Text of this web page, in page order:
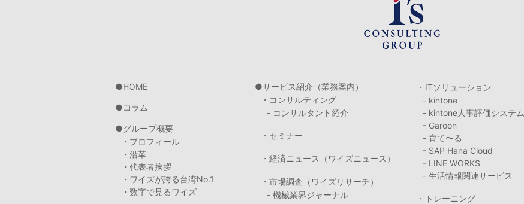
HOME
コラム
グループ概要
・プロフィール
・沿革
・代表者挨拶
・ワイズが誇る台湾No.1
・数字で見るワイズ
サービス紹介（業務案内）
・コンサルティング
- コンサルタント紹介
・セミナー
・経済ニュース（ワイズニュース）
・市場調査（ワイズリサーチ）
- 機械業界ジャーナル
・ITソリューション
- kintone
- kintone人事評価システム
- Garoon
- 育て〜る
- SAP Hana Cloud
- LINE WORKS
- 生活情報関連サービス
・トレーニング